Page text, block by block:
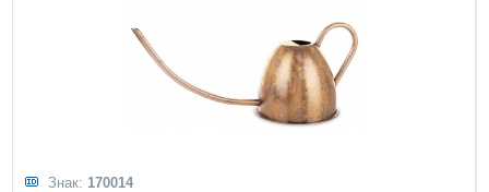
Знак: 170014